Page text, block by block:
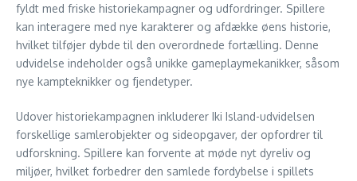
fyldt med friske historiekampagner og udfordringer. Spillere
kan interagere med nye karakterer og afdække øens historie,
hvilket tilføjer dybde til den overordnede fortælling. Denne
udvidelse indeholder også unikke gameplaymekanikker, såsom
nye kampteknikker og fjendetyper.
Udover historiekampagnen inkluderer Iki Island-udvidelsen
forskellige samlerobjekter og sideopgaver, der opfordrer til
udforskning. Spillere kan forvente at møde nyt dyreliv og
miljøer, hvilket forbedrer den samlede fordybelse i spillets